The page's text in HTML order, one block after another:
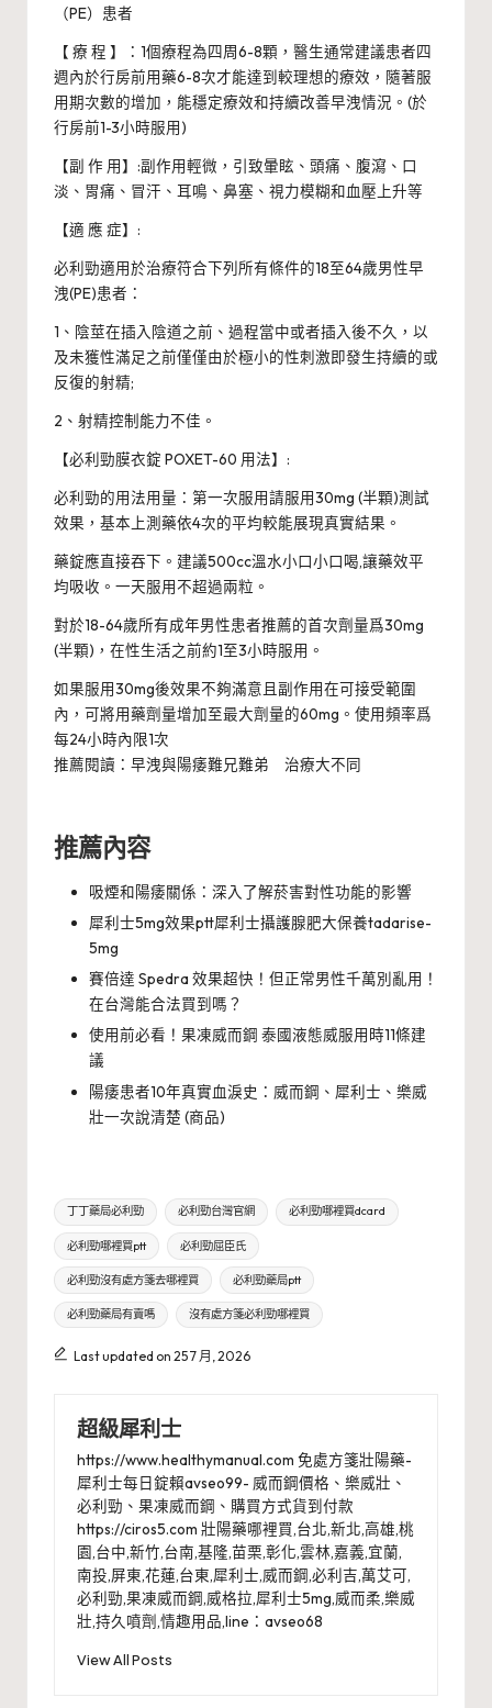
（PE）患者
【 療 程 】：1個療程為四周6-8顆，醫生通常建議患者四
週內於行房前用藥6-8次才能達到較理想的療效，隨著服
用期次數的增加，能穩定療效和持續改善早洩情況。(於
行房前1-3小時服用)
【副 作 用】:副作用輕微，引致暈眩、頭痛、腹瀉、口
淡、胃痛、冒汗、耳鳴、鼻塞、視力模糊和血壓上升等
【適 應 症】:
必利勁適用於治療符合下列所有條件的18至64歲男性早
洩(PE)患者：
1、陰莖在插入陰道之前、過程當中或者插入後不久，以
及未獲性滿足之前僅僅由於極小的性刺激即發生持續的或
反復的射精;
2、射精控制能力不佳。
【必利勁膜衣錠 POXET-60 用法】:
必利勁的用法用量：第一次服用請服用30mg (半顆)測試
效果，基本上測藥依4次的平均較能展現真實結果。
藥錠應直接吞下。建議500cc溫水小口小口喝,讓藥效平
均吸收。一天服用不超過兩粒。
對於18-64歲所有成年男性患者推薦的首次劑量爲30mg
(半顆)，在性生活之前約1至3小時服用。
如果服用30mg後效果不夠滿意且副作用在可接受範圍
內，可將用藥劑量增加至最大劑量的60mg。使用頻率爲
每24小時內限1次
推薦閱讀： 早洩與陽痿難兄難弟 治療大不同
推薦內容
吸煙和陽痿關係：深入了解菸害對性功能的影響
犀利士5mg效果ptt犀利士攝護腺肥大保養tadarise-
5mg
賽倍達 Spedra 效果超快！但正常男性千萬別亂用！
在台灣能合法買到嗎？
使用前必看！果凍威而鋼 泰國液態威服用時11條建
議
陽痿患者10年真實血淚史：威而鋼、犀利士、樂威
壯一次說清楚 (商品)
Tags:
丁丁藥局必利勁 必利勁台灣官網 必利勁哪裡買dcard
必利勁哪裡買ptt 必利勁屈臣氏
必利勁沒有處方箋去哪裡買 必利勁藥局ptt
必利勁藥局有賣嗎 沒有處方箋必利勁哪裡買
Last updated on 25 7 月, 2026
超級犀利士
https://www.healthymanual.com 免處方箋壯陽藥-
犀利士每日錠賴avseo99- 威而鋼價格、樂威壯、
必利勁、果凍威而鋼、購買方式貨到付款
https://ciros5.com 壯陽藥哪裡買,台北,新北,高雄,桃
園,台中,新竹,台南,基隆,苗栗,彰化,雲林,嘉義,宜蘭,
南投,屏東,花蓮,台東,犀利士,威而鋼,必利吉,萬艾可,
必利勁,果凍威而鋼,威格拉,犀利士5mg,威而柔,樂威
壯,持久噴劑,情趣用品,line：avseo68
View All Posts